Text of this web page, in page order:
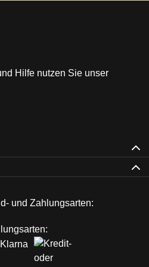
Hilfe nutzen Sie unser
– öffnet in neuem Tab (externer
und Zahlungsarten: